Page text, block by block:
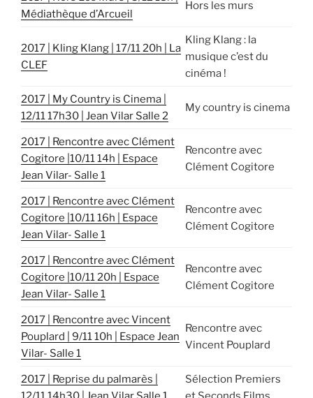
Médiathèque d’Arcueil
Hors les murs
2017 | Kling Klang | 17/11 20h | La
CLEF
Kling Klang : la
musique c’est du
cinéma !
2017 | My Country is Cinema |
12/11 17h30 | Jean Vilar Salle 2
My country is cinema
2017 | Rencontre avec Clément
Cogitore |10/11 14h | Espace
Jean Vilar- Salle 1
Rencontre avec
Clément Cogitore
2017 | Rencontre avec Clément
Cogitore |10/11 16h | Espace
Jean Vilar- Salle 1
Rencontre avec
Clément Cogitore
2017 | Rencontre avec Clément
Cogitore |10/11 20h | Espace
Jean Vilar- Salle 1
Rencontre avec
Clément Cogitore
2017 | Rencontre avec Vincent
Pouplard | 9/11 10h | Espace Jean
Vilar- Salle 1
Rencontre avec
Vincent Pouplard
2017 | Reprise du palmarès |
Sélection Premiers